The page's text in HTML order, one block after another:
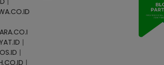
|
|
|